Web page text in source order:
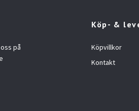
på
Köp- &
Köpvillkor
Kontakt